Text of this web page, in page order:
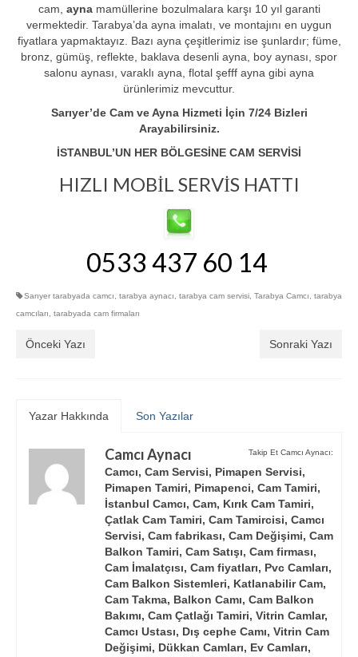
cam, aynamamüllerine bozulmalara karşı 10 yıl garanti
vermektedir. Tarabya’da ayna imalatı, ve montajını en uygun
fiyatlara yapmaktayız. Bazı ayna çeşitlerimiz ise şunlardır; füme,
bronz, gümüş, reflekte, baklava desenli ayna, boy aynası, spor
salonu aynası, varaklı ayna, flotal şefff ayna gibi ayna
ürünlerimiz mevcuttur.
Sarıyer’de Cam ve Ayna Hizmeti İçin 7/24 Bizleri
Arayabilirsiniz.
İSTANBUL’UN HER BÖLGESİNE CAM SERVİSİ
HIZLI MOBİL SERVİS HATTI
0533 437 60 14
Sarıyer tarabyada camcı tarabya aynacı tarabya cam servisi Tarabya Camcı
tarabya
camcıları
tarabyada cam firmaları
Önceki Yazı Sonraki Yazı
Yazar Hakkında Son Yazılar
Takip Et Camcı Aynacı:
Camcı Aynacı
Camcı, Cam Servisi, Pimapen Servisi,
Pimapen Tamiri, Pimapenci, Cam Tamiri,
İstanbul Camcı, Cam, Kırık Cam Tamiri,
Çatlak Cam Tamiri, Cam Tamircisi, Camcı
Servisi, Cam fabrikası, Cam Değişimi, Cam
Balkon Tamiri, Cam Satışı, Cam firması,
Cam İmalatçısı, Cam fiyatları, Pvc Camları,
Cam Balkon Sistemleri, Katlanabilir Cam,
Cam Takma, Balkon Camı, Cam Balkon
Bakımı, Cam Çatlağı Tamiri, Vitrin Camlar,
Camcı Ustası, Dış cephe Camı, Vitrin Cam
Değişimi, Dükkan Camları, Ev Camları,